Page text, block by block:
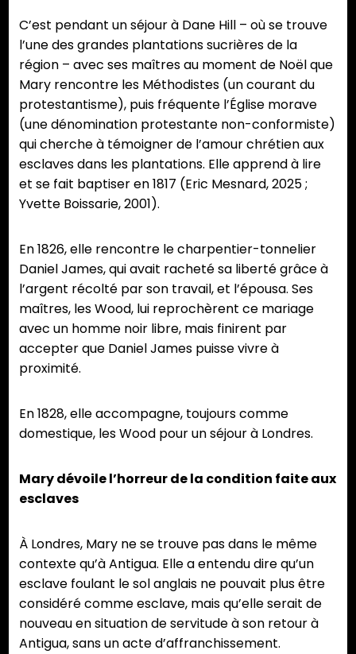
C’est pendant un séjour à Dane Hill – où se trouve
l’une des grandes plantations sucrières de la
région – avec ses maîtres au moment de Noël que
Mary rencontre les Méthodistes (un courant du
protestantisme), puis fréquente l’Église morave
(une dénomination protestante non-conformiste)
qui cherche à témoigner de l’amour chrétien aux
esclaves dans les plantations. Elle apprend à lire
et se fait baptiser en 1817 (Eric Mesnard, 2025 ;
Yvette Boissarie, 2001).
En 1826, elle rencontre le charpentier-tonnelier
Daniel James, qui avait racheté sa liberté grâce à
l’argent récolté par son travail, et l’épousa. Ses
maîtres, les Wood, lui reprochèrent ce mariage
avec un homme noir libre, mais finirent par
accepter que Daniel James puisse vivre à
proximité.
En 1828, elle accompagne, toujours comme
domestique, les Wood pour un séjour à Londres.
Mary dévoile l’horreur de la condition faite aux
esclaves
À Londres, Mary ne se trouve pas dans le même
contexte qu’à Antigua. Elle a entendu dire qu’un
esclave foulant le sol anglais ne pouvait plus être
considéré comme esclave, mais qu’elle serait de
nouveau en situation de servitude à son retour à
Antigua, sans un acte d’affranchissement.